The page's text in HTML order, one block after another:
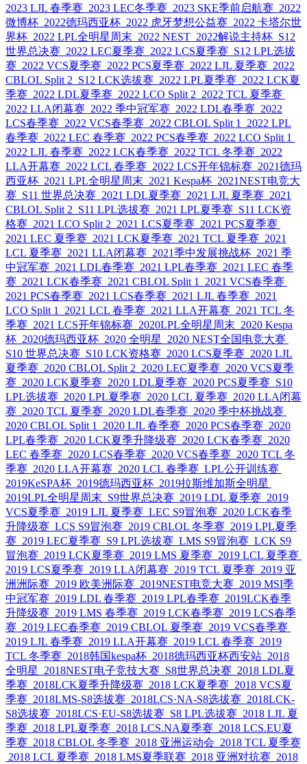
2023 LJL 春季赛 2023 LEC冬季赛 2023 SKE季前启航赛 2022
微博杯 2022德玛西亚杯 2022 虎牙梦想公益赛 2022 卡塔尔世
界杯 2022 LPL全明星周末 2022 NEST 2022解说主持杯 S12
世界总决赛 2022 LEC夏季赛 2022 LCS夏季赛 S12 LPL选拔
赛 2022 VCS夏季赛 2022 PCS夏季赛 2022 LJL 夏季赛 2022
CBLOL Split 2 S12 LCK选拔赛 2022 LPL夏季赛 2022 LCK夏
季赛 2022 LDL夏季赛 2022 LCO Split 2 2022 TCL 夏季赛
2022 LLA闭幕赛 2022 季中冠军赛 2022 LDL春季赛 2022
LCS春季赛 2022 VCS春季赛 2022 CBLOL Split 1
2022 LPL
春季赛 2022 LEC 春季赛 2022 PCS春季赛 2022 LCO Split 1
2022 LJL 春季赛 2022 LCK春季赛 2022 TCL 冬季赛 2022
LLA开幕赛 2022 LCL 春季赛 2022 LCS开年锦标赛 2021德玛
西亚杯 2021 LPL全明星周末 2021 Kespa杯 2021NEST电竞大
赛 S11 世界总决赛 2021 LDL夏季赛 2021 LJL 夏季赛 2021
CBLOL Split 2 S11 LPL选拔赛 2021 LPL夏季赛 S11 LCK资
格赛 2021 LCO Split 2 2021 LCS夏季赛 2021 PCS夏季赛
2021 LEC 夏季赛 2021 LCK夏季赛 2021 TCL 夏季赛 2021
LCL 夏季赛 2021 LLA闭幕赛 2021季中发展挑战杯 2021 季
中冠军赛 2021 LDL春季赛 2021 LPL春季赛 2021 LEC 春季
赛 2021 LCK春季赛 2021 CBLOL Split 1
2021 VCS春季赛
2021 PCS春季赛 2021 LCS春季赛 2021 LJL 春季赛 2021
LCO Split 1
2021 LCL 春季赛 2021 LLA开幕赛 2021 TCL 冬
季赛 2021 LCS开年锦标赛 2020LPL全明星周末 2020 Kespa
杯 2020德玛西亚杯 2020 全明星
2020 NEST全国电竞大赛
S10 世界总决赛 S10 LCK资格赛 2020 LCS夏季赛 2020 LJL
夏季赛 2020 CBLOL Split 2 2020 LEC夏季赛 2020 VCS夏季
赛 2020 LCK夏季赛 2020 LDL夏季赛 2020 PCS夏季赛 S10
LPL选拔赛 2020 LPL夏季赛 2020 LCL 夏季赛 2020 LLA闭幕
赛 2020 TCL 夏季赛 2020 LDL春季赛 2020 季中杯挑战赛
2020 CBLOL Split 1
2020 LJL 春季赛 2020 PCS春季赛 2020
LPL春季赛 2020 LCK夏季升降级赛 2020 LCK春季赛 2020
LEC 春季赛 2020 LCS春季赛 2020 VCS春季赛 2020 TCL 冬
季赛 2020 LLA开幕赛 2020 LCL 春季赛 LPL公开训练赛
2019KeSPA杯 2019德玛西亚杯 2019拉斯维加斯全明星
2019LPL全明星周末 S9世界总决赛 2019 LDL 夏季赛 2019
VCS夏季赛 2019 LJL 夏季赛 LEC S9冒泡赛 2020 LCK春季
升降级赛 LCS S9冒泡赛 2019 CBLOL 冬季赛 2019 LPL夏季
赛 2019 LEC夏季赛 S9 LPL选拔赛 LMS S9冒泡赛 LCK S9
冒泡赛 2019 LCK夏季赛 2019 LMS 夏季赛 2019 LCL 夏季赛
2019 LCS夏季赛 2019 LLA闭幕赛 2019 TCL 夏季赛 2019 亚
洲洲际赛 2019 欧美洲际赛 2019NEST电竞大赛 2019 MSI季
中冠军赛 2019 LDL 春季赛 2019 LPL春季赛 2019LCK春季
升降级赛 2019 LMS 春季赛 2019 LCK春季赛 2019 LCS春季
赛 2019 LEC春季赛 2019 CBLOL 夏季赛 2019 VCS春季赛
2019 LJL 春季赛 2019 LLA开幕赛 2019 LCL 春季赛 2019
TCL 冬季赛 2018韩国kespa杯 2018德玛西亚杯西安站 2018
全明星
2018NEST电子竞技大赛 S8世界总决赛 2018 LDL夏
季赛 2018LCK夏季升降级赛 2018 LCK夏季赛 2018 VCS夏
季赛 2018LMS-S8选拔赛 2018LCS·NA-S8选拔赛 2018LCK-
S8选拔赛 2018LCS·EU-S8选拔赛 S8 LPL选拔赛 2018 LJL 夏
季赛 2018 LPL夏季赛 2018 LCS.NA夏季赛 2018 LCS.EU夏
季赛 2018 CBLOL 冬季赛 2018 亚洲运动会 2018 TCL 夏季赛
2018 LCL 夏季赛 2018 LMS夏季联赛 2018 亚洲对抗赛 2018